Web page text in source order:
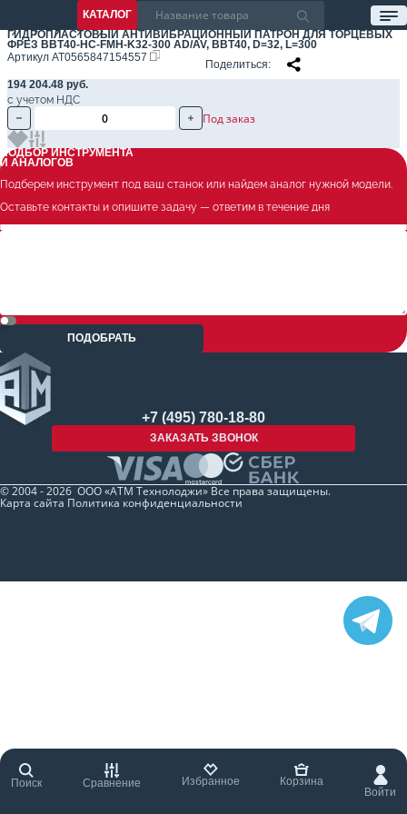
КАТАЛОГ
Поиск Сравнение Избранное
Корзина
Войти
ГИДРОПЛАСТОВЫЙ АНТИВИБРАЦИОННЫЙ ПАТРОН ДЛЯ ТОРЦЕВЫХ
ФРЕЗ BBT40-HC-FMH-K32-300 AD/AV, BBT40, D=32, L=300
Артикул AT0565847154557
Поделиться
194 204.48 руб.
с учетом НДС
Под заказ
ПОДБОР ИНСТРУМЕНТА
И АНАЛОГОВ
Подберем инструмент под ваш станок или найдем аналог нужной модели.
Оставьте контакты и опишите задачу — ответим в течение дня
ПОДОБРАТЬ
+7 (495) 780-18-80
ЗАКАЗАТЬ ЗВОНОК
© 2004 - 2026 ООО «АТМ Технолоджи» Все права защищены.
Карта сайта Политика конфиденциальности